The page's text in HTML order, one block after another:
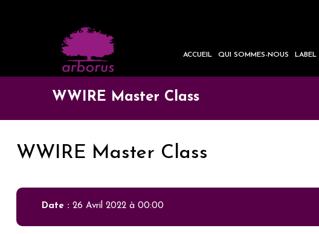
ACCUEIL QUI SOMMES-NOUS LABEL
WWIRE Master Class
WWIRE Master Class
Date : 26 Avril 2022 à 00:00